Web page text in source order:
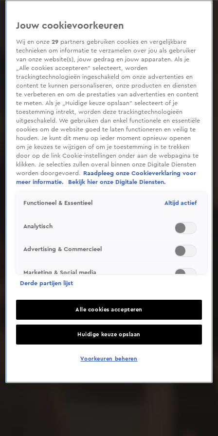
Deze video is niet beschikbaar op je huidige locatie
Jouw cookievoorkeuren
Wij en onze29 partners gebruiken cookies en vergelijkbare
technieken om informatie te verzamelen over jou als gebruiker
van onze website(s), jouw gedrag en jouw apparaten. Als je
„Alle cookies accepteren” selecteert, worden
trackingtechnologieën ingeschakeld om onze advertenties en
content te kunnen personaliseren, onze producten en diensten
te verbeteren en om de prestaties van advertenties en content
te meten. Als je „Huidige keuze opslaan” selecteert of je
toestemming intrekt, worden deze trackingtechnologieën
uitgeschakeld. We gebruiken dan enkel functionele en essentiële
cookies om de website goed te laten functioneren en veilig te
houden. Je kunt dit menu op ieder moment opnieuw openen
om je keuzes te wijzigen of om je toestemming in te trekken
door op de link Cookie-instellingen onder aan de webpagina te
klikken. Je selecties zullen overal binnen onze Digitale Diensten
worden doorgevoerd.
Raadpleeg onze Cookieverklaring voor
meer informatie.
Bekijk hier onze Digitale Diensten.
Functioneel & Essentieel Altijd actief
Analytisch
Advertising & Commercieel
Marketing & Social media
Derde partijen lijst
Alle cookies accepteren
Huidige keuze opslaan
Voorkeuren beheren